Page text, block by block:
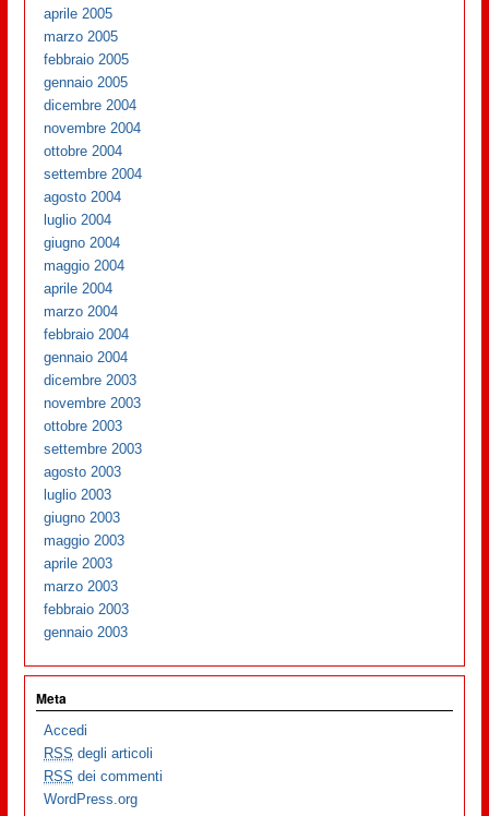
aprile 2005
marzo 2005
febbraio 2005
gennaio 2005
dicembre 2004
novembre 2004
ottobre 2004
settembre 2004
agosto 2004
luglio 2004
giugno 2004
maggio 2004
aprile 2004
marzo 2004
febbraio 2004
gennaio 2004
dicembre 2003
novembre 2003
ottobre 2003
settembre 2003
agosto 2003
luglio 2003
giugno 2003
maggio 2003
aprile 2003
marzo 2003
febbraio 2003
gennaio 2003
Meta
Accedi
RSS degli articoli
RSS dei commenti
WordPress.org